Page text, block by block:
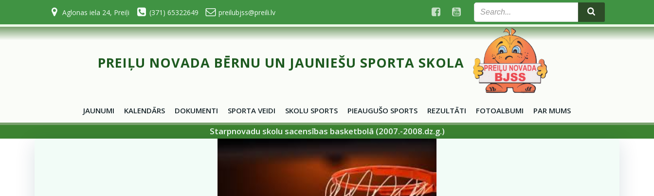
content
Aglonas iela 24, Preiļi (371) 65322649 preilubjss@preili.lv
PREIĻU NOVADA BĒRNU UN JAUNIEŠU SPORTA SKOLA
JAUNUMI KALENDĀRS DOKUMENTI SPORTA VEIDI SKOLU SPORTS PIEAUGUŠO SPORTS REZULTĀTI FOTOALBUMI PAR MUMS
Starpnovadu skolu sacensības basketbolā (2007.-2008.dz.g.)